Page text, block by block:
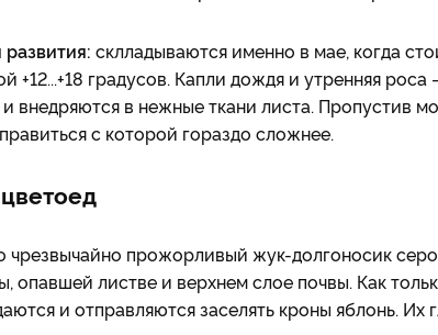
склладываются именно в мае, когда
+12...+18 градусов. Капли дождя и утренняя
внедряются в нежные ткани листа. Пропустив
с которой гораздо сложнее.
прожорливый жук-долгоносик
опавшей листве и верхнем слое почвы. Как
и отправляются заселять кроны яблонь. Их